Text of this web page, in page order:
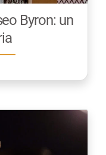
Byron: un